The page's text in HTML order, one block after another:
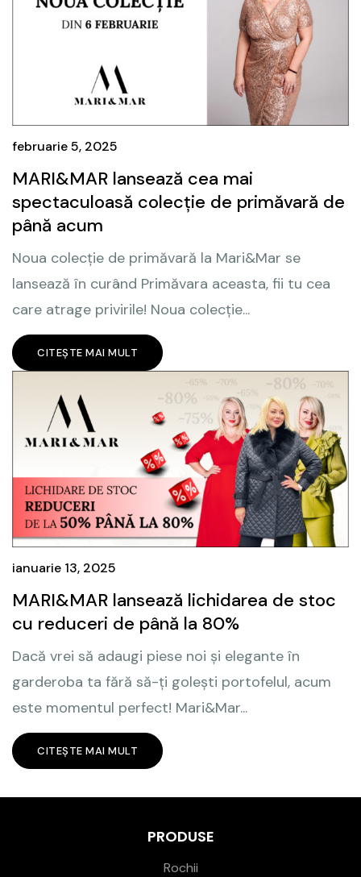
februarie 5, 2025
MARI&MAR lansează cea mai
spectaculoasă colecție de primăvară de
până acum
Noua colecție de primăvară la Mari&Mar se
lansează în curând Primăvara aceasta, fii tu cea
care atrage privirile! Noua colecție...
CITEȘTE MAI MULT
ianuarie 13, 2025
MARI&MAR lansează lichidarea de stoc
cu reduceri de până la 80%
Dacă vrei să adaugi piese noi și elegante în
garderoba ta fără să-ți golești portofelul, acum
este momentul perfect! Mari&Mar...
CITEȘTE MAI MULT
PRODUSE
Rochii